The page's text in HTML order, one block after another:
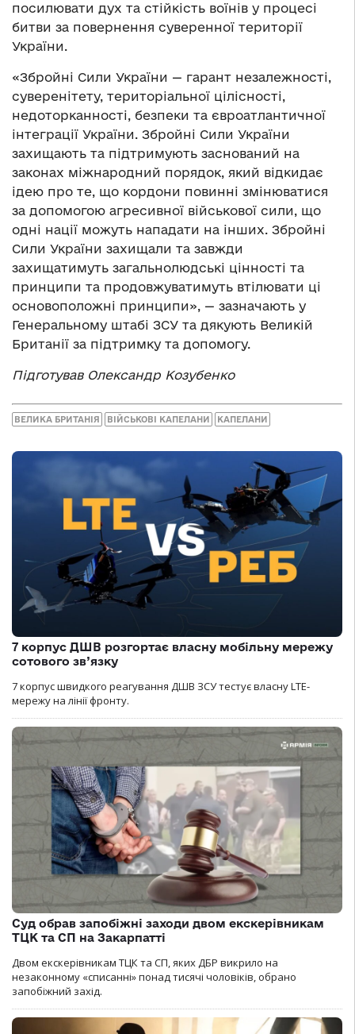
посилювати дух та стійкість воїнів у процесі
битви за повернення суверенної території
України.
«Збройні Сили України — гарант незалежності,
суверенітету, територіальної цілісності,
недоторканності, безпеки та євроатлантичної
інтеграції України. Збройні Сили України
захищають та підтримують заснований на
законах міжнародний порядок, який відкидає
ідею про те, що кордони повинні змінюватися
за допомогою агресивної військової сили, що
одні нації можуть нападати на інших. Збройні
Сили України захищали та завжди
захищатимуть загальнолюдські цінності та
принципи та продовжуватимуть втілювати ці
основоположні принципи», — зазначають у
Генеральному штабі ЗСУ та дякують Великій
Британії за підтримку та допомогу.
Підготував Олександр Козубенко
ВЕЛИКА БРИТАНІЯ ВІЙСЬКОВІ КАПЕЛАНИ КАПЕЛАНИ
7 корпус ДШВ розгортає власну мобільну мережу
сотового зв’язку
7 корпус швидкого реагування ДШВ ЗСУ тестує власну LTE-
мережу на лінії фронту.
Суд обрав запобіжні заходи двом екскерівникам
ТЦК та СП на Закарпатті
Двом екскерівникам ТЦК та СП, яких ДБР викрило на
незаконному «списанні» понад тисячі чоловіків, обрано
запобіжний захід.